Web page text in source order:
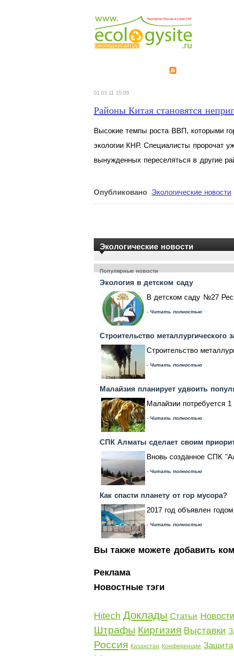
01.03.11 15:09
Районы Китая становятся
Высокие темпы роста ВВП, которыми
экологии КНР. Специалисты пророчат
вынужденных переселяться в другие
Опубликовано Экологические новости
Экологические новости
Популярные новости
Экология в детском саду
В детском саду №27
- Читать полностью
Строительство
Строительство
- Читать полностью
Малайзия планирует удвоить
Малайзии потребуется
- Читать полностью
СПК Алматы сделает своим
Вновь созданное СПК
- Читать полностью
Как спасти планету от гор мусора?
2017 год объявлен
- Читать полностью
Вы также можете добавить
Реклама
Новостные тэги
Hitech Доклады Статьи Новости
Штрафы Киргизия Выставки
Россия Казахстан Конференции Защита